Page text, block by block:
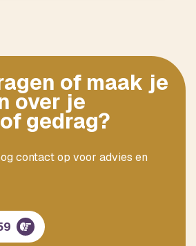
of maak je
over je
gedrag?
contact op voor advies en